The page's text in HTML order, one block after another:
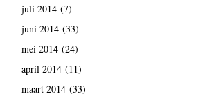
juli 2014(7)
juni 2014(33)
mei 2014(24)
april 2014(11)
maart 2014(33)